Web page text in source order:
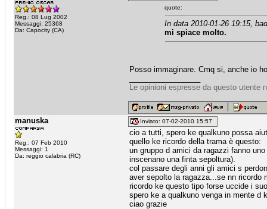
Reg.: 08 Lug 2002
Messaggi: 25368
Da: Capocity (CA)
quote:
In data 2010-01-26 19:15,
mi spiace molto.
Posso immaginare. Cmq si, anche io
Le opinioni espresse da questo utente
manuska
Reg.: 07 Feb 2010
Messaggi: 1
Da: reggio calabria (RC)
Inviato: 07-02-2010 15:57
cio a tutti, spero ke qualkuno possa
quello ke ricordo della trama è questo:
un gruppo d amici da ragazzi fanno
inscenano una finta sepoltura).
col passare degli anni gli amici s
aver sepolto la ragazza...se nn ricordo
ricordo ke questo tipo forse uccide i
spero ke a qualkuno venga in mente d
ciao grazie